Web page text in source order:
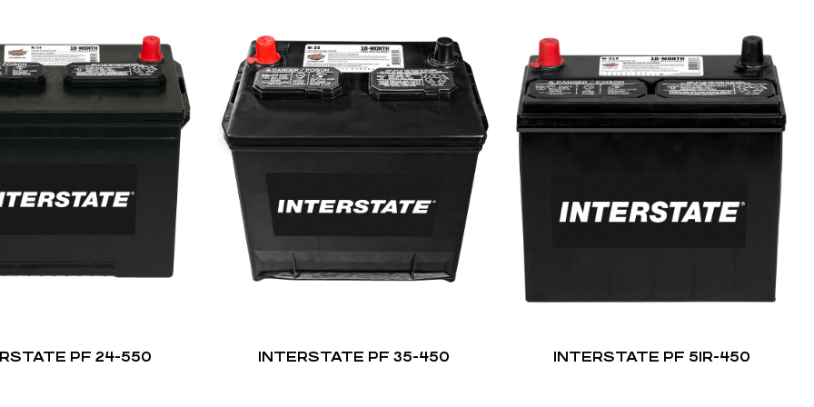
PF 24-550 INTERSTATE PF 35-450 INTERSTATE PF 51R-450